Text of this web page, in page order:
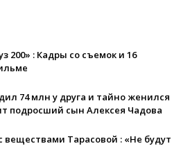
200» : Кадры со съемок и 16
74 млн у друга и тайно женился
подросший сын Алексея Чадова
Тарасовой : «Не будут